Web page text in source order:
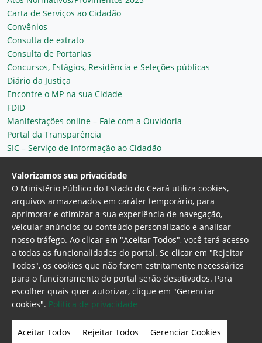
Carta de Serviços ao Cidadão
Convênios
Consulta de extrato
Consulta de Portarias
Concursos, Estágios, Residência e Seleções públicas
Diário da Justiça
Encontre o MP na sua Cidade
FDID
Manifestações online – Fale com a Ouvidoria
Portal da Transparência
SIC – Serviço de Informação ao Cidadão
Plantão MP do Ceará
Secretaria Geral
Ministério Público do Estado do Ceará
Procuradoria Geral de Justiça Av. Gen. Afonso
Albuquerque Lima, 130 - Cambeba - CEP:
60.822-325 - Fortaleza, Ceará. Brasil
Home Page Intranet Webmail Office 365
Valorizamos sua privacidade
O Ministério Público do Estado do Ceará utiliza cookies,
arquivos armazenados em caráter temporário, para
aprimorar e otimizar a sua experiência de navegação,
veicular anúncios ou conteúdo personalizado e analisar
nosso tráfego. Ao clicar em "Aceitar Todos", você terá acesso
a todas as funcionalidades do portal. Se clicar em "Rejeitar
Todos", os cookies que não forem estritamente necessários
para o funcionamento do portal serão desativados. Para
escolher quais quer autorizar, clique em "Gerenciar
cookies". Politica de privacidade
Aceitar Todos Rejeitar Todos Gerenciar Cookies